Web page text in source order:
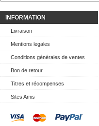
INFORMATION
Livraison
Mentions legales
Conditions générales de ventes
Bon de retour
Titres et récompenses
Sites Amis